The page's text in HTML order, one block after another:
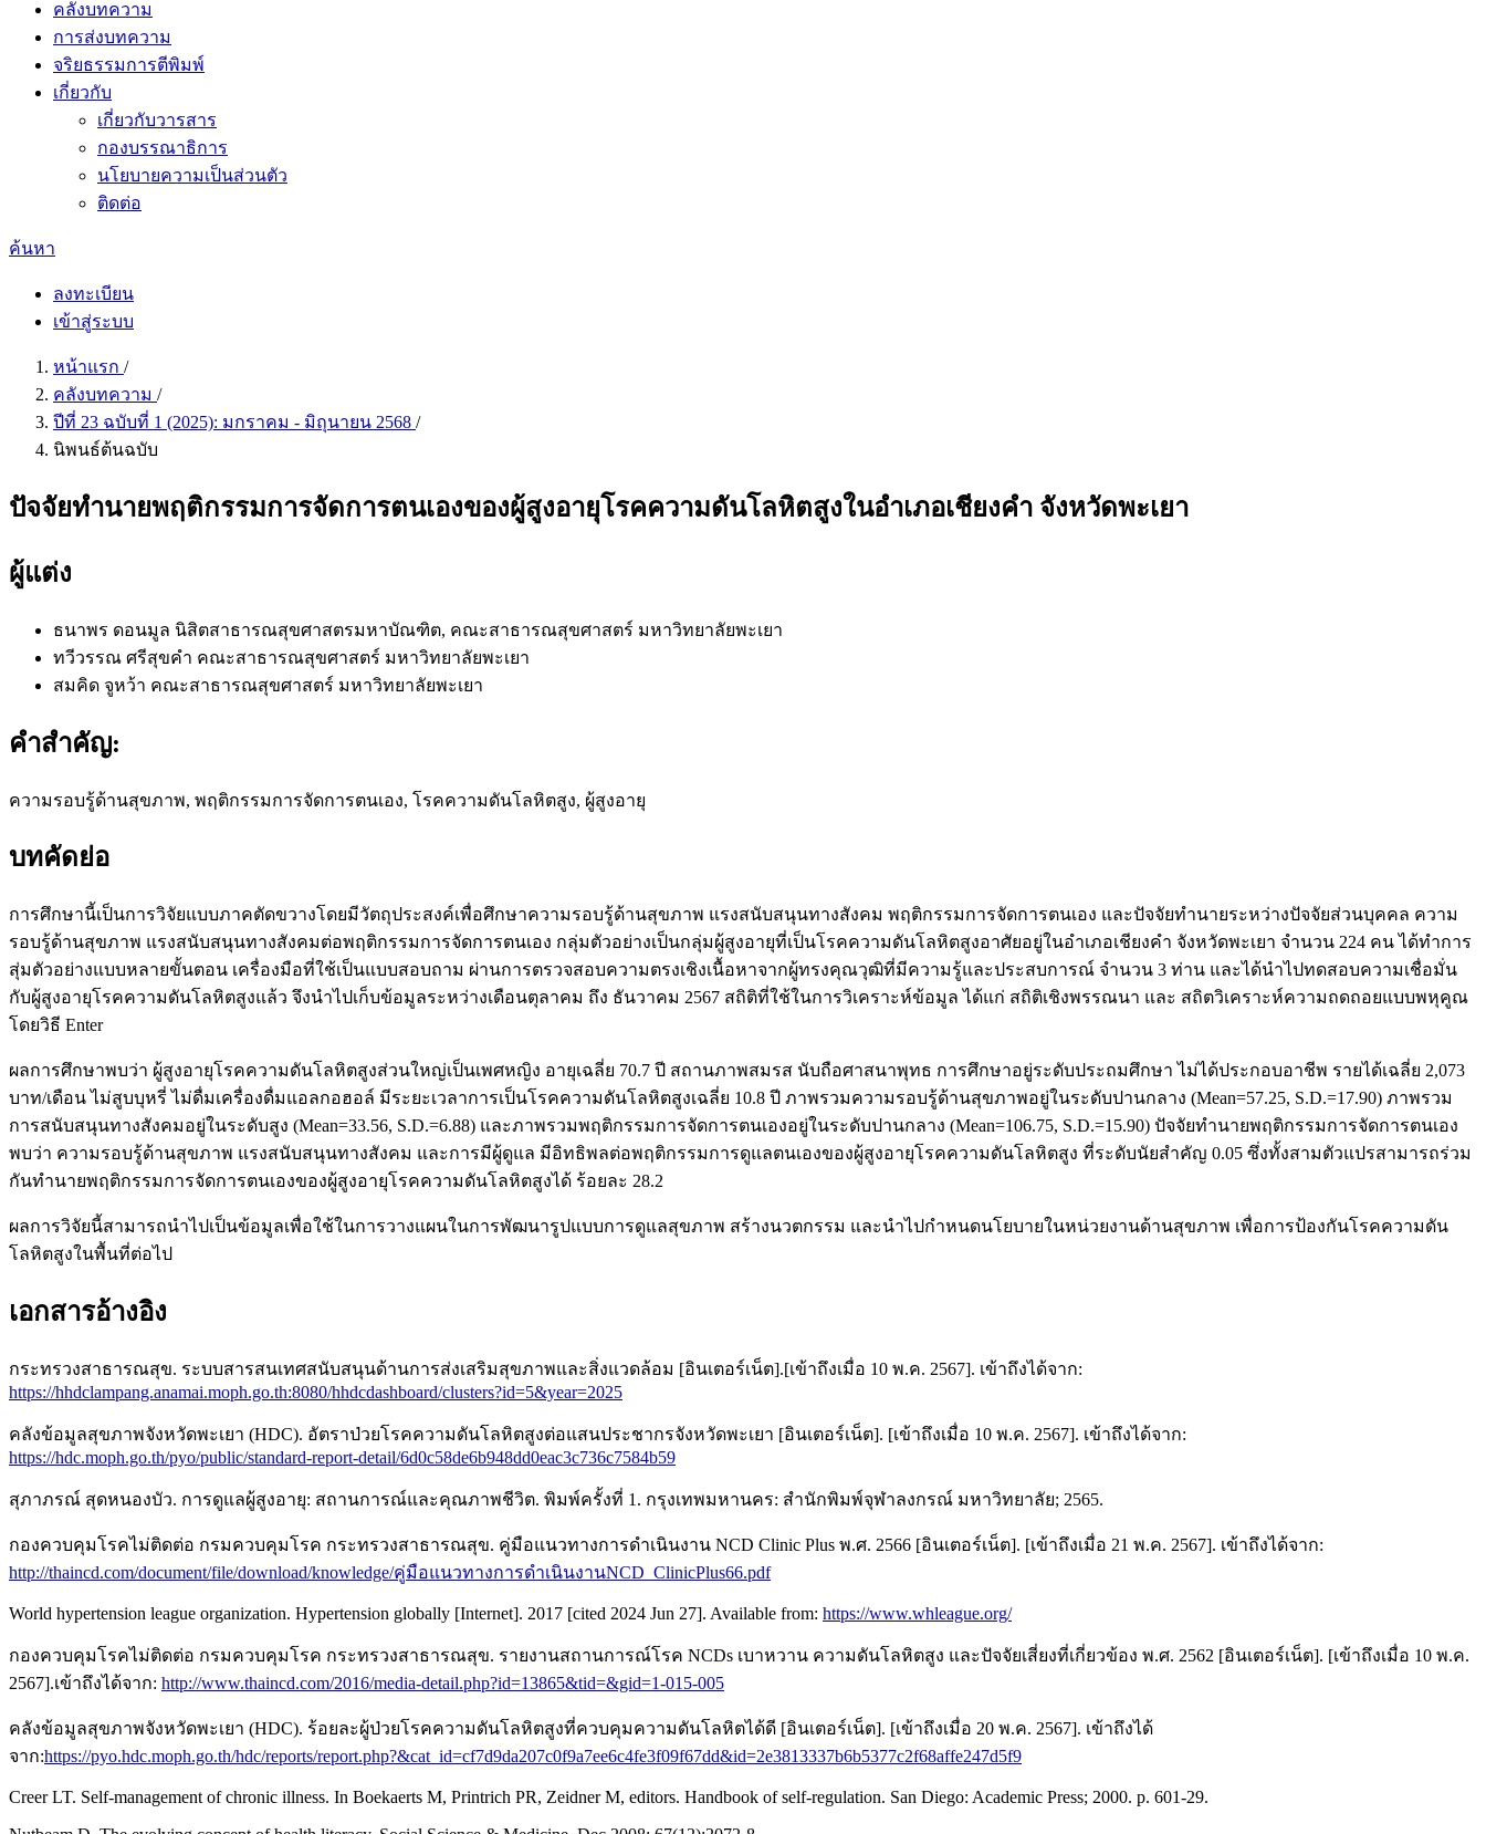
คลังบทความ
การส่งบทความ
จริยธรรมการตีพิมพ์
เกี่ยวกับ
เกี่ยวกับวารสาร
กองบรรณาธิการ
นโยบายความเป็นส่วนตัว
ติดต่อ
ค้นหา
ลงทะเบียน
เข้าสู่ระบบ
หน้าแรก /
คลังบทความ /
ปีที่ 23 ฉบับที่ 1 (2025): มกราคม - มิถุนายน 2568 /
นิพนธ์ต้นฉบับ
ปัจจัยทำนายพฤติกรรมการจัดการตนเองของผู้สูงอายุโรคความดันโลหิตสูงในอำเภอเชียงคำ จังหวัดพะเยา
ผู้แต่ง
ธนาพร ดอนมูล นิสิตสาธารณสุขศาสตรมหาบัณฑิต, คณะสาธารณสุขศาสตร์ มหาวิทยาลัยพะเยา
ทวีวรรณ ศรีสุขคำ คณะสาธารณสุขศาสตร์ มหาวิทยาลัยพะเยา
สมคิด จูหว้า คณะสาธารณสุขศาสตร์ มหาวิทยาลัยพะเยา
คำสำคัญ:
ความรอบรู้ด้านสุขภาพ, พฤติกรรมการจัดการตนเอง, โรคความดันโลหิตสูง, ผู้สูงอายุ
บทคัดย่อ
การศึกษานี้เป็นการวิจัยแบบภาคตัดขวางโดยมีวัตถุประสงค์เพื่อศึกษาความรอบรู้ด้านสุขภาพ แรงสนับสนุนทางสังคม พฤติกรรมการจัดการตนเอง และปัจจัยทำนายระหว่างปัจจัยส่วนบุคคล ความ
รอบรู้ด้านสุขภาพ แรงสนับสนุนทางสังคมต่อพฤติกรรมการจัดการตนเอง กลุ่มตัวอย่างเป็นกลุ่มผู้สูงอายุที่เป็นโรคความดันโลหิตสูงอาศัยอยู่ในอำเภอเชียงคำ จังหวัดพะเยา จำนวน 224 คน ได้ทำการ
สุ่มตัวอย่างแบบหลายขั้นตอน เครื่องมือที่ใช้เป็นแบบสอบถาม ผ่านการตรวจสอบความตรงเชิงเนื้อหาจากผู้ทรงคุณวุฒิที่มีความรู้และประสบการณ์ จำนวน 3 ท่าน และได้นำไปทดสอบความเชื่อมั่น
กับผู้สูงอายุโรคความดันโลหิตสูงแล้ว จึงนำไปเก็บข้อมูลระหว่างเดือนตุลาคม ถึง ธันวาคม 2567 สถิติที่ใช้ในการวิเคราะห์ข้อมูล ได้แก่ สถิติเชิงพรรณนา และ สถิตวิเคราะห์ความถดถอยแบบพหุคูณ
โดยวิธี Enter
ผลการศึกษาพบว่า ผู้สูงอายุโรคความดันโลหิตสูงส่วนใหญ่เป็นเพศหญิง อายุเฉลี่ย 70.7 ปี สถานภาพสมรส นับถือศาสนาพุทธ การศึกษาอยู่ระดับประถมศึกษา ไม่ได้ประกอบอาชีพ รายได้เฉลี่ย 2,073
บาท/เดือน ไม่สูบบุหรี่ ไม่ดื่มเครื่องดื่มแอลกอฮอล์ มีระยะเวลาการเป็นโรคความดันโลหิตสูงเฉลี่ย 10.8 ปี ภาพรวมความรอบรู้ด้านสุขภาพอยู่ในระดับปานกลาง (Mean=57.25, S.D.=17.90) ภาพรวม
การสนับสนุนทางสังคมอยู่ในระดับสูง (Mean=33.56, S.D.=6.88) และภาพรวมพฤติกรรมการจัดการตนเองอยู่ในระดับปานกลาง (Mean=106.75, S.D.=15.90) ปัจจัยทำนายพฤติกรรมการจัดการตนเอง
พบว่า ความรอบรู้ด้านสุขภาพ แรงสนับสนุนทางสังคม และการมีผู้ดูแล มีอิทธิพลต่อพฤติกรรมการดูแลตนเองของผู้สูงอายุโรคความดันโลหิตสูง ที่ระดับนัยสำคัญ 0.05 ซึ่งทั้งสามตัวแปรสามารถร่วม
กันทำนายพฤติกรรมการจัดการตนเองของผู้สูงอายุโรคความดันโลหิตสูงได้ ร้อยละ 28.2
ผลการวิจัยนี้สามารถนำไปเป็นข้อมูลเพื่อใช้ในการวางแผนในการพัฒนารูปแบบการดูแลสุขภาพ สร้างนวตกรรม และนำไปกำหนดนโยบายในหน่วยงานด้านสุขภาพ เพื่อการป้องกันโรคความดัน
โลหิตสูงในพื้นที่ต่อไป
เอกสารอ้างอิง
กระทรวงสาธารณสุข. ระบบสารสนเทศสนับสนุนด้านการส่งเสริมสุขภาพและสิ่งแวดล้อม [อินเตอร์เน็ต].[เข้าถึงเมื่อ 10 พ.ค. 2567]. เข้าถึงได้จาก:
https://hhdclampang.anamai.moph.go.th:8080/hhdcdashboard/clusters?id=5&year=2025
คลังข้อมูลสุขภาพจังหวัดพะเยา (HDC). อัตราป่วยโรคความดันโลหิตสูงต่อแสนประชากรจังหวัดพะเยา [อินเตอร์เน็ต]. [เข้าถึงเมื่อ 10 พ.ค. 2567]. เข้าถึงได้จาก:
https://hdc.moph.go.th/pyo/public/standard-report-detail/6d0c58de6b948dd0eac3c736c7584b59
สุภาภรณ์ สุดหนองบัว. การดูแลผู้สูงอายุ: สถานการณ์และคุณภาพชีวิต. พิมพ์ครั้งที่ 1. กรุงเทพมหานคร: สำนักพิมพ์จุฬาลงกรณ์ มหาวิทยาลัย; 2565.
กองควบคุมโรคไม่ติดต่อ กรมควบคุมโรค กระทรวงสาธารณสุข. คู่มือแนวทางการดำเนินงาน NCD Clinic Plus พ.ศ. 2566 [อินเตอร์เน็ต]. [เข้าถึงเมื่อ 21 พ.ค. 2567]. เข้าถึงได้จาก:
http://thaincd.com/document/file/download/knowledge/คู่มือแนวทางการดำเนินงานNCD_ClinicPlus66.pdf
World hypertension league organization. Hypertension globally [Internet]. 2017 [cited 2024 Jun 27]. Available from: https://www.whleague.org/
กองควบคุมโรคไม่ติดต่อ กรมควบคุมโรค กระทรวงสาธารณสุข. รายงานสถานการณ์โรค NCDs เบาหวาน ความดันโลหิตสูง และปัจจัยเสี่ยงที่เกี่ยวข้อง พ.ศ. 2562 [อินเตอร์เน็ต]. [เข้าถึงเมื่อ 10 พ.ค.
2567].เข้าถึงได้จาก: http://www.thaincd.com/2016/media-detail.php?id=13865&tid=&gid=1-015-005
คลังข้อมูลสุขภาพจังหวัดพะเยา (HDC). ร้อยละผู้ป่วยโรคความดันโลหิตสูงที่ควบคุมความดันโลหิตได้ดี [อินเตอร์เน็ต]. [เข้าถึงเมื่อ 20 พ.ค. 2567]. เข้าถึงได้
จาก:https://pyo.hdc.moph.go.th/hdc/reports/report.php?&cat_id=cf7d9da207c0f9a7ee6c4fe3f09f67dd&id=2e3813337b6b5377c2f68affe247d5f9
Creer LT. Self-management of chronic illness. In Boekaerts M, Printrich PR, Zeidner M, editors. Handbook of self-regulation. San Diego: Academic Press; 2000. p. 601-29.